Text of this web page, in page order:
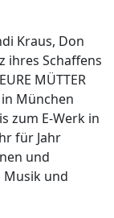
Kraus, Don
ihres Schaffens
MÜTTER
München
zum E-Werk in
für Jahr
und
Musik und